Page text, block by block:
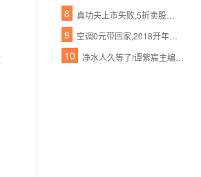
8 真功夫上市失败,5折卖股无人接盘,一出婚变引发的商业惨剧
9 空调0元带回家,2018开年美滋滋
10